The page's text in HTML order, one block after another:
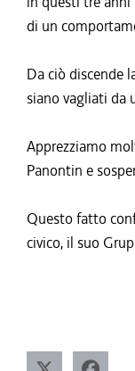
di un
Da ciò discende
siano vagliati da
Apprezziamo
Panontin e
Questo fatto
civico, il suo